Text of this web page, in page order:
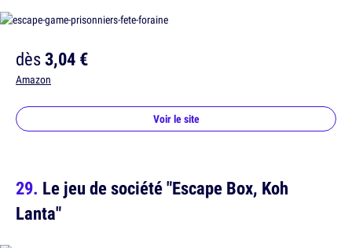
dès3,04 €
Amazon
Voir le site
Le jeu de société "Escape Box, Koh
Lanta"